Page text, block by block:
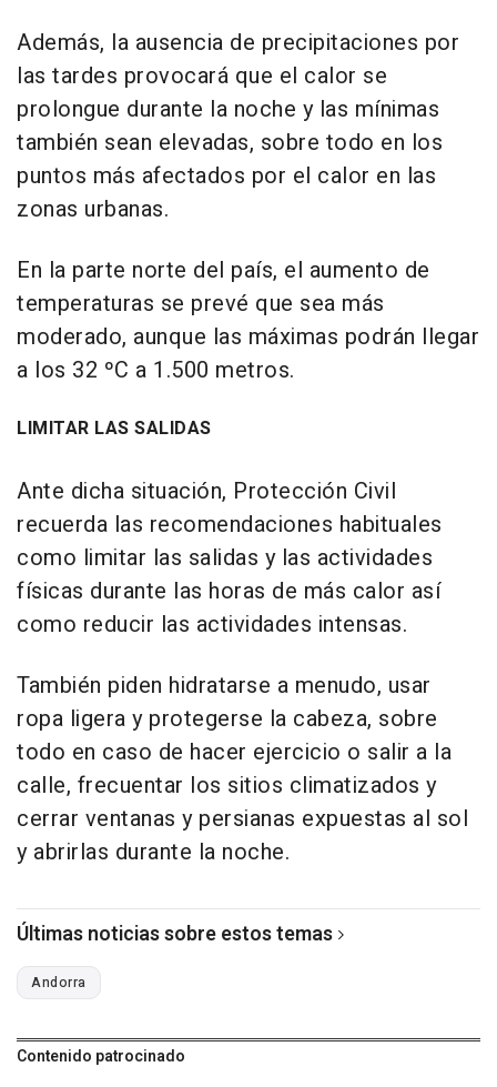
Además, la ausencia de precipitaciones por
las tardes provocará que el calor se
prolongue durante la noche y las mínimas
también sean elevadas, sobre todo en los
puntos más afectados por el calor en las
zonas urbanas.
En la parte norte del país, el aumento de
temperaturas se prevé que sea más
moderado, aunque las máximas podrán llegar
a los 32 ºC a 1.500 metros.
LIMITAR LAS SALIDAS
Ante dicha situación, Protección Civil
recuerda las recomendaciones habituales
como limitar las salidas y las actividades
físicas durante las horas de más calor así
como reducir las actividades intensas.
También piden hidratarse a menudo, usar
ropa ligera y protegerse la cabeza, sobre
todo en caso de hacer ejercicio o salir a la
calle, frecuentar los sitios climatizados y
cerrar ventanas y persianas expuestas al sol
y abrirlas durante la noche.
Últimas noticias sobre estos temas
Andorra
Contenido patrocinado